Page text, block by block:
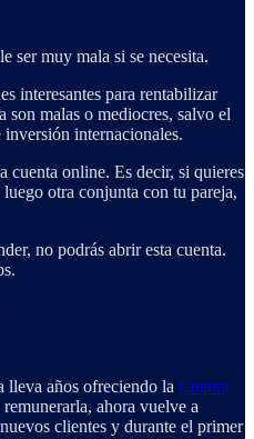
ser muy mala si se necesita.
interesantes para rentabilizar
son malas o mediocres, salvo el
inversión internacionales.
cuenta online. Es decir, si quieres
otra conjunta con tu pareja,
no podrás abrir esta cuenta.
lleva años ofreciendo la Cuenta
ahora vuelve a
clientes y durante el primer